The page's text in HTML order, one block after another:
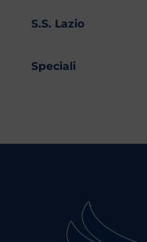
S.S. Lazio
Speciali